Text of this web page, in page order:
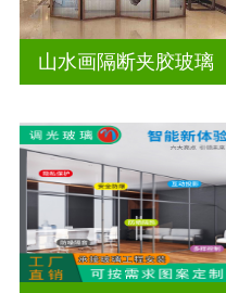
山水画隔断夹胶玻璃